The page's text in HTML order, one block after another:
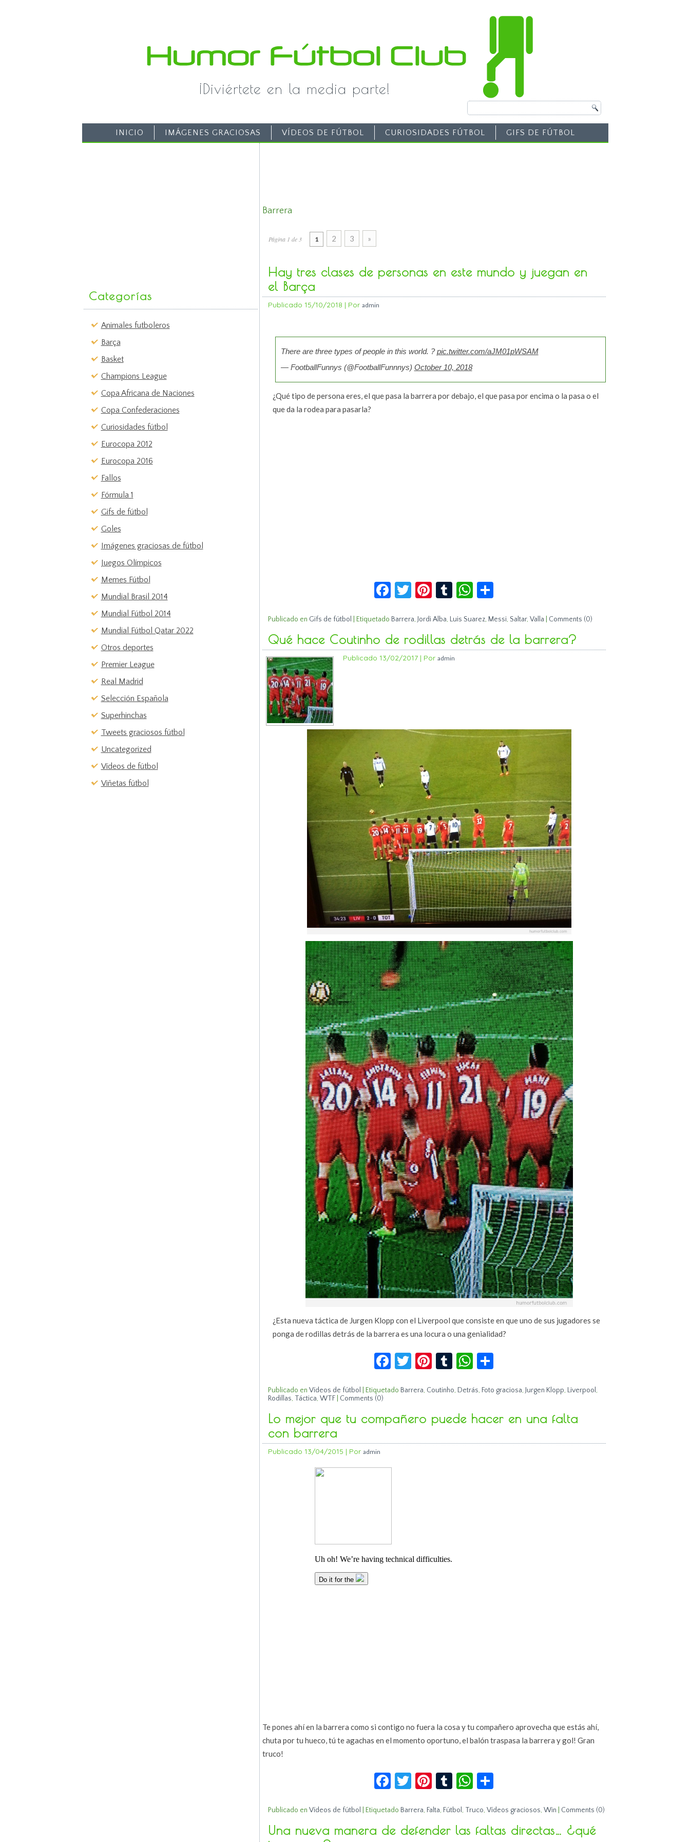
¡Diviértete en la media parte!
INICIO IMÁGENES GRACIOSAS VÍDEOS DE FÚTBOL CURIOSIDADES FÚTBOL GIFS DE FÚTBOL
Categorías
Animales futboleros
Barça
Basket
Champions League
Copa Africana de Naciones
Copa Confederaciones
Curiosidades fútbol
Eurocopa 2012
Eurocopa 2016
Fallos
Fórmula 1
Gifs de fútbol
Goles
Imágenes graciosas de fútbol
Juegos Olímpicos
Memes Fútbol
Mundial Brasil 2014
Mundial Fútbol 2014
Mundial Fútbol Qatar 2022
Otros deportes
Premier League
Real Madrid
Selección Española
Superhinchas
Tweets graciosos fútbol
Uncategorized
Vídeos de fútbol
Viñetas fútbol
Barrera
Página 1 de 3 1 2 3 »
Hay tres clases de personas en este mundo y juegan en
el Barça
Publicado 15/10/2018 | Por admin
There are three types of people in this world. ?pic.twitter.com/aJM01pWSAM
— FootballFunnys (@FootballFunnnys) October 10, 2018
¿Qué tipo de persona eres, el que pasa la barrera por debajo, el que pasa por encima o la pasa o el
que da la rodea para pasarla?
Facebook
Twitter
Pinterest
TumblrWhatsApp
Publicado en Gifs de fútbol Etiquetado Barrera, Jordi Alba, Luis Suarez, Messi, Saltar, Valla Comments (0)
Qué hace Coutinho de rodillas detrás de la barrera?
Publicado 13/02/2017| Por admin
¿Esta nueva táctica de Jurgen Klopp con el Liverpool que consiste en que uno de sus jugadores se
ponga de rodillas detrás de la barrera es una locura o una genialidad?
Facebook
Twitter
Pinterest
TumblrWhatsApp
Publicado en Vídeos de fútbol Etiquetado Barrera, Coutinho, Detrás, Foto graciosa, Jurgen Klopp, Liverpool ,
Rodillas, Táctica, WTF| Comments (0)
Lo mejor que tu compañero puede hacer en una falta
con barrera
Publicado 13/04/2015 | Por admin
Te pones ahí en la barrera como si contigo no fuera la cosa y tu compañero aprovecha que estás ahí,
chuta por tu hueco, tú te agachas en el momento oportuno, el balón traspasa la barrera y gol! Gran
truco!
Facebook
Twitter
Pinterest
TumblrWhatsApp
Publicado en Vídeos de fútbol Etiquetado Barrera, Falta, Fútbol , Truco, Vídeos graciosos, Win Comments (0)
Una nueva manera de defender las faltas directas… ¿qué